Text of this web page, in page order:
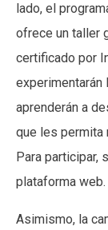
lado, el
ofrece un taller
certificado por
aprenderán a
que les permita
Para participar,
plataforma web.
Asimismo, la